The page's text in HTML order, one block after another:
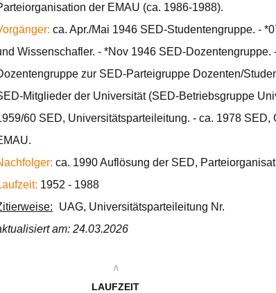
der EMAU (ca. 1986-1988).
ca. Apr./Mai 1946 SED-Studentengruppe. -
Wissenschafler. - *Nov 1946 SED-
zur SED-Parteigruppe Dozenten/
Mitglieder der Universität (SED-Betriebsgruppe
60 SED, Universitätsparteileitung. - ca. 1978
ca. 1990 Auflösung der SED,
1952 - 1988
UAG, Universitätsparteileitung Nr.
am: 24.03.2026
∧
LAUFZEIT